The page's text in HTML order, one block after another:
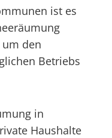
ist es
den
Betriebs
in
Haushalte